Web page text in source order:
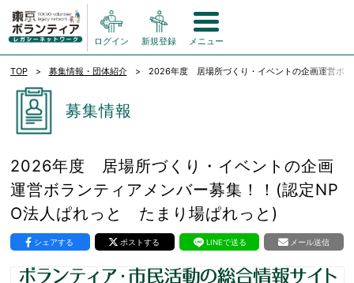
ログイン 新規登録 メニュー
TOP 募集情報・団体紹介 2026年度 居場所づくり・イベントの企画運営ボ
募集情報
2026年度 居場所づくり・イベントの企画
運営ボランティアメンバー募集！！(認定NP
O法人ぱれっと たまり場ぱれっと)
シェアする ポストする LINEで送る メール送信